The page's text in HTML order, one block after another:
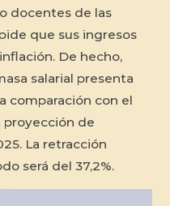
docentes de las
que sus ingresos
De hecho,
salarial presenta
comparación con el
proyección de
La retracción
será del 37,2%.